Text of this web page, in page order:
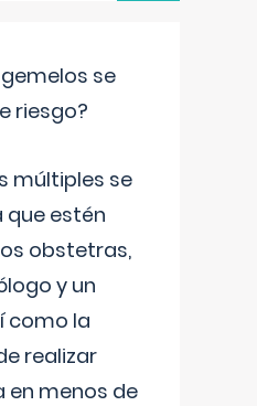
se
riesgo?
múltiples se
estén
obstetras,
y un
como la
realizar
en menos de